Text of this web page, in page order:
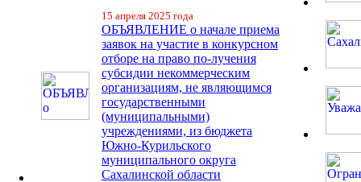
15 апреля 2025 года
ОБЪЯВЛЕНИЕ о начале приема
заявок на участие в конкурсном
отборе на право по-лучения
субсидии некоммерческим
организациям, не являющимся
государственными
(муниципальными)
учреждениями, из бюджета
Южно-Курильского
муниципального округа
Сахалинской области